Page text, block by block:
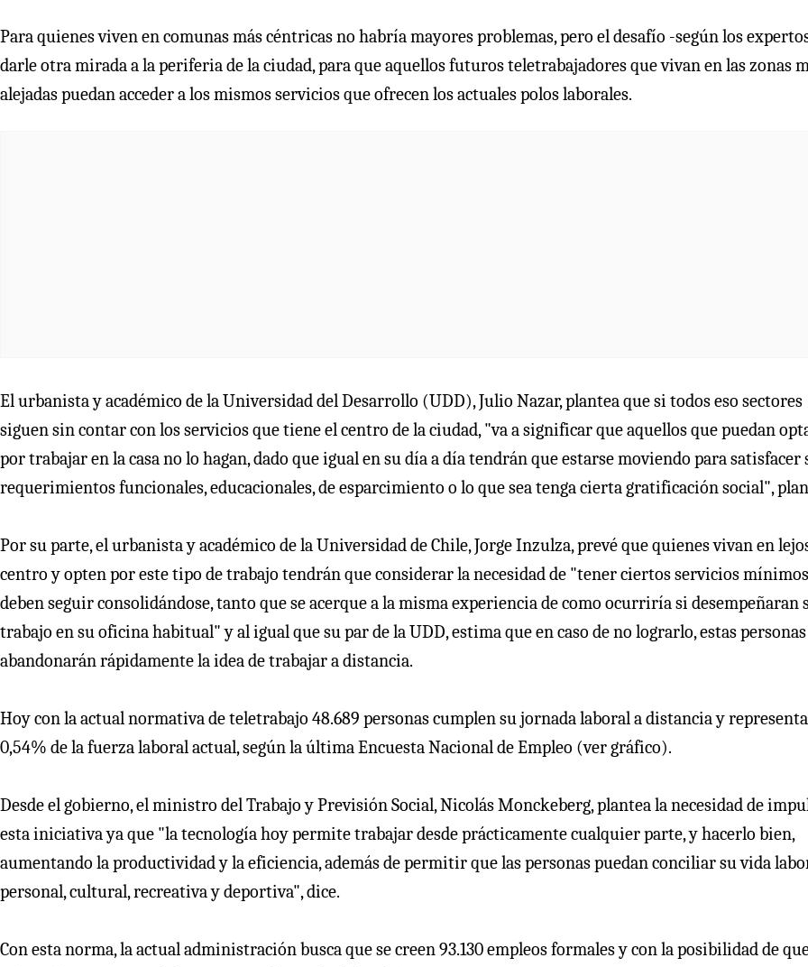
Para quienes viven en comunas más céntricas no habría mayores problemas, pero el desafío -según los
darle otra mirada a la periferia de la ciudad, para que aquellos futuros teletrabajadores que vivan en las zonas
alejadas puedan acceder a los mismos servicios que ofrecen los actuales polos laborales.
El urbanista y académico de la Universidad del Desarrollo (UDD), Julio Nazar, plantea que si todos eso sectores
siguen sin contar con los servicios que tiene el centro de la ciudad, "va a significar que aquellos que puedan
por trabajar en la casa no lo hagan, dado que igual en su día a día tendrán que estarse moviendo para satisfacer
requerimientos funcionales, educacionales, de esparcimiento o lo que sea tenga cierta gratificación social",
Por su parte, el urbanista y académico de la Universidad de Chile, Jorge Inzulza, prevé que quienes vivan en
centro y opten por este tipo de trabajo tendrán que considerar la necesidad de "tener ciertos servicios
deben seguir consolidándose, tanto que se acerque a la misma experiencia de como ocurriría si desempeñaran
trabajo en su oficina habitual" y al igual que su par de la UDD, estima que en caso de no lograrlo, estas personas
abandonarán rápidamente la idea de trabajar a distancia.
Hoy con la actual normativa de teletrabajo 48.689 personas cumplen su jornada laboral a distancia y
0,54% de la fuerza laboral actual, según la última Encuesta Nacional de Empleo (ver gráfico).
Desde el gobierno, el ministro del Trabajo y Previsión Social, Nicolás Monckeberg, plantea la necesidad de
esta iniciativa ya que "la tecnología hoy permite trabajar desde prácticamente cualquier parte, y hacerlo bien,
aumentando la productividad y la eficiencia, además de permitir que las personas puedan conciliar su vida
personal, cultural, recreativa y deportiva", dice.
Con esta norma, la actual administración busca que se creen 93.130 empleos formales y con la posibilidad de